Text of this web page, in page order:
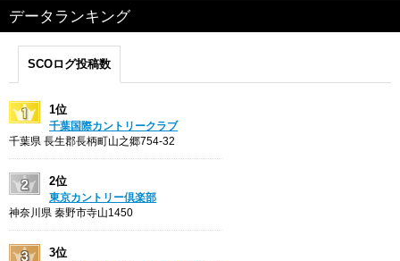
データランキング
SCOログ投稿数
1位
千葉国際カントリークラブ
千葉県 長生郡長柄町山之郷754-32
2位
東京カントリー倶楽部
神奈川県 秦野市寺山1450
3位